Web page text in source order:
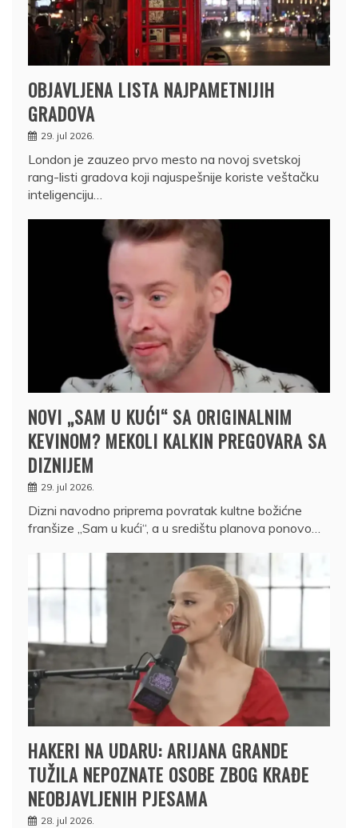
OBJAVLJENA LISTA NAJPAMETNIJIH
GRADOVA
29. jul 2026.
London je zauzeo prvo mesto na novoj svetskoj
rang-listi gradova koji najuspešnije koriste veštačku
inteligenciju…
NOVI „SAM U KUĆI“ SA ORIGINALNIM
KEVINOM? MEKOLI KALKIN PREGOVARA SA
DIZNIJEM
29. jul 2026.
Dizni navodno priprema povratak kultne božićne
franšize „Sam u kući“, a u središtu planova ponovo…
HAKERI NA UDARU: ARIJANA GRANDE
TUŽILA NEPOZNATE OSOBE ZBOG KRAĐE
NEOBJAVLJENIH PJESAMA
28. jul 2026.